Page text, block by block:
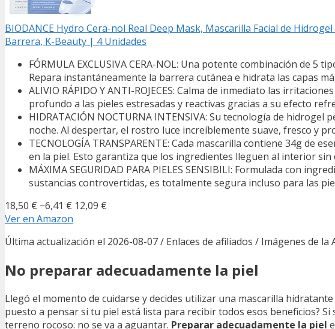
BIODANCE Hydro Cera-nol Real Deep Mask, Mascarilla Facial de
Barrera, K-Beauty | 4 Unidades
FÓRMULA EXCLUSIVA CERA-NOL: Una potente combinación de
Repara instantáneamente la barrera cutánea e hidrata las capas
ALIVIO RÁPIDO Y ANTI-ROJECES: Calma de inmediato las
profundo a las pieles estresadas y reactivas gracias a su efecto
HIDRATACIÓN NOCTURNA INTENSIVA: Su tecnología de
noche. Al despertar, el rostro luce increíblemente suave, fresco y
TECNOLOGÍA TRANSPARENTE: Cada mascarilla contiene 34g de
en la piel. Esto garantiza que los ingredientes lleguen al interior sin
MÁXIMA SEGURIDAD PARA PIELES SENSIBILI: Formulada con
sustancias controvertidas, es totalmente segura incluso para las
18,50 € −6,41 € 12,09 €
Ver en Amazon
Última actualización el 2026-08-07 / Enlaces de afiliados / Imágenes de la
No preparar adecuadamente la piel
Llegó el momento de cuidarse y decides utilizar una mascarilla
puesto a pensar si tu piel está lista para recibir todos esos beneficios?
terreno rocoso: no se va a aguantar. Preparar adecuadamente la piel